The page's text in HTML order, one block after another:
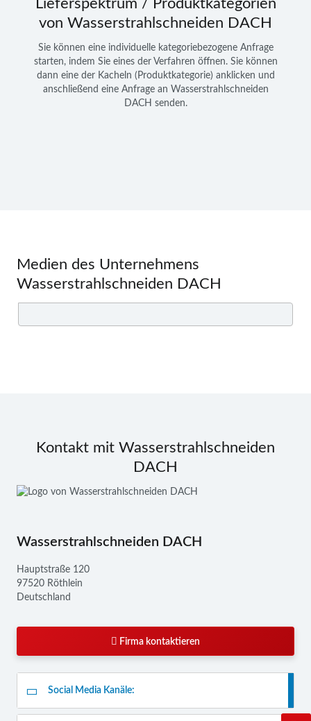
Lieferspektrum / Produktkategorien
von Wasserstrahlschneiden DACH
Sie können eine individuelle kategoriebezogene Anfrage
starten, indem Sie eines der Verfahren öffnen. Sie können
dann eine der Kacheln (Produktkategorie) anklicken und
anschließend eine Anfrage an Wasserstrahlschneiden
DACH senden.
Medien des Unternehmens
Wasserstrahlschneiden DACH
Kontakt mit Wasserstrahlschneiden
DACH
Wasserstrahlschneiden DACH
Hauptstraße 120
97520 Röthlein
Deutschland
Firma kontaktieren
Social Media Kanäle: